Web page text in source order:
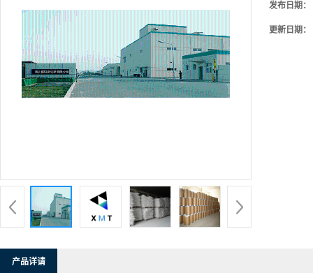
发布日期：
更新日期：
产品详请